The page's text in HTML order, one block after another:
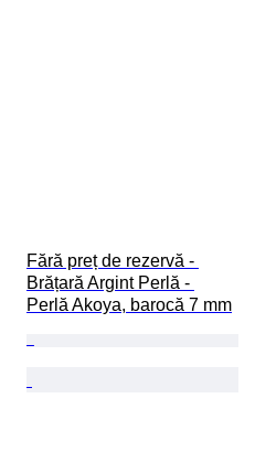
Fără preț de rezervă -
Brățară Argint Perlă -
Perlă Akoya, barocă 7 mm